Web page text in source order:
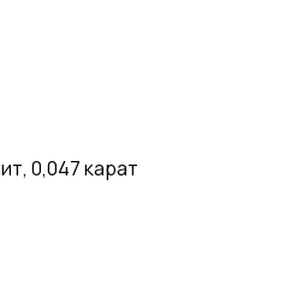
0,047 карат